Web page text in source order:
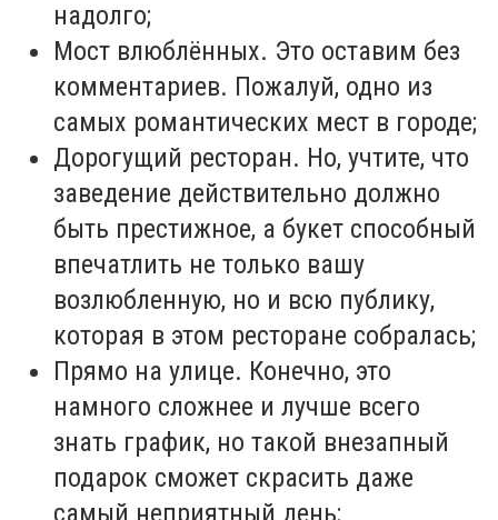
надолго;
Мост влюблённых. Это оставим без
комментариев. Пожалуй, одно из
самых романтических мест в городе;
Дорогущий ресторан. Но, учтите, что
заведение действительно должно
быть престижное, а букет способный
впечатлить не только вашу
возлюбленную, но и всю публику,
которая в этом ресторане собралась;
Прямо на улице. Конечно, это
намного сложнее и лучше всего
знать график, но такой внезапный
подарок сможет скрасить даже
самый неприятный день;